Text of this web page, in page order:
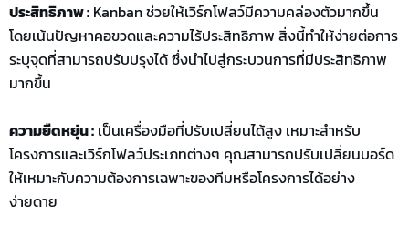
ประสิทธิภาพ : Kanban ช่วยให้เวิร์กโฟลว์มีความคล่องตัวมากขึ้น
โดยเน้นปัญหาคอขวดและความไร้ประสิทธิภาพ สิ่งนี้ทำให้ง่ายต่อการ
ระบุจุดที่สามารถปรับปรุงได้ ซึ่งนำไปสู่กระบวนการที่มีประสิทธิภาพ
มากขึ้น
ความยืดหยุ่น : เป็นเครื่องมือที่ปรับเปลี่ยนได้สูง เหมาะสำหรับ
โครงการและเวิร์กโฟลว์ประเภทต่างๆ คุณสามารถปรับเปลี่ยนบอร์ด
ให้เหมาะกับความต้องการเฉพาะของทีมหรือโครงการได้อย่าง
ง่ายดาย